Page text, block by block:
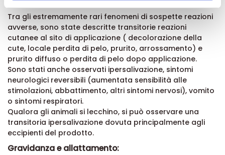
pubblicità e social media, i quali potrebbero combinarle
con altre informazioni che ha fornito loro o che hanno
raccolto dal suo utilizzo dei loro servizi.
Effetti indesiderati:
Tra gli estremamente rari fenomeni di sospette reazioni
avverse, sono state descritte transitorie reazioni
cutanee al sito di applicazione ( decolorazione della
cute, locale perdita di pelo, prurito, arrossamento) e
prurito diffuso o perdita di pelo dopo applicazione.
Sono stati anche osservati ipersalivazione, sintomi
neurologici reversibili (aumentata sensibilità alle
stimolazioni, abbattimento, altri sintomi nervosi), vomito
o sintomi respiratori.
Qualora gli animali si lecchino, si può osservare una
transitoria ipersalivazione dovuta principalmente agli
eccipienti del prodotto.
Gravidanza e allattamento: